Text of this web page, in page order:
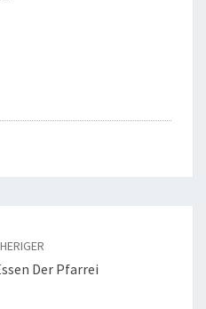
Der Pfarrei